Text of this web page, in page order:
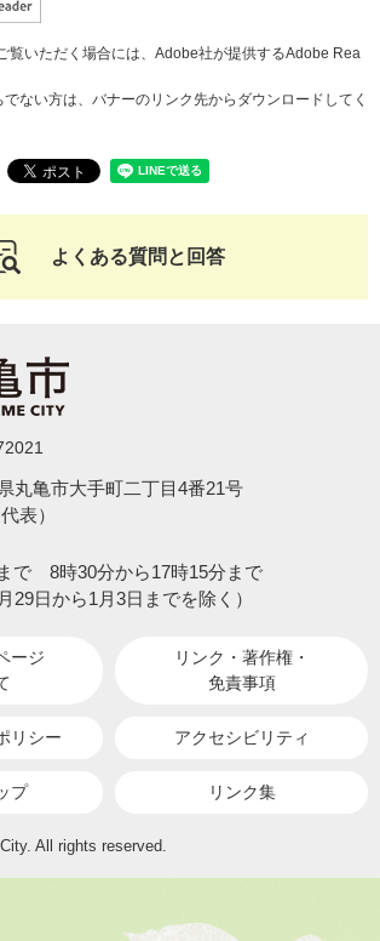
覧いただく場合には、Adobe社が提供するAdobe Rea
ない方は、バナーのリンク先からダウンロードしてく
よくある質問と回答
丸亀市大手町二丁目4番21号
表）
で 8時30分から17時15分まで
29日から1月3日までを除く）
ージ
リンク・著作権・
免責事項
リシー アクセシビリティ
プ リンク集
All rights reserved.